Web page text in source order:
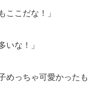
ここだな！」
いな！」
めっちゃ可愛かったも